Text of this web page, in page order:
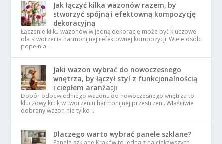
Jak łączyć kilka wazonów razem, by
stworzyć spójną i efektowną kompozycję
dekoracyjną
Łączenie kilku wazonów w jedną dekorację może być kluczowe
dla stworzenia harmonijnej i efektownej kompozycji. Wiele osób
popełnia …
Jaki wazon wybrać do nowoczesnego
wnętrza, by łączył styl z funkcjonalnością
i ciepłem aranżacji
Dobór odpowiedniego wazonu do nowoczesnego wnętrza to
kluczowy krok w tworzeniu harmonijnej przestrzeni. Właściwie
dobrany wazon nie tylko …
Dlaczego warto wybrać panele szklane?